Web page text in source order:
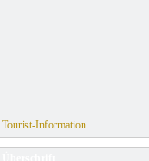
Tourist-Information